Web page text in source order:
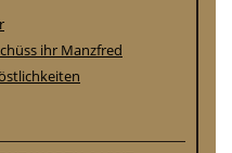
ihr Manzfred